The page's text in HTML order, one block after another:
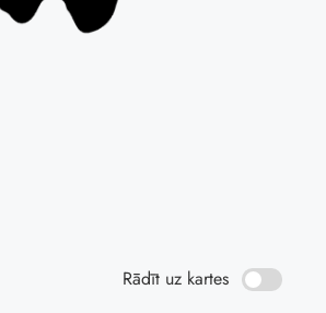
Rādīt uz kartes